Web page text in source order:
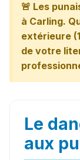
🚨 Les
à Carling.
extérieure
de votre
Le
aux